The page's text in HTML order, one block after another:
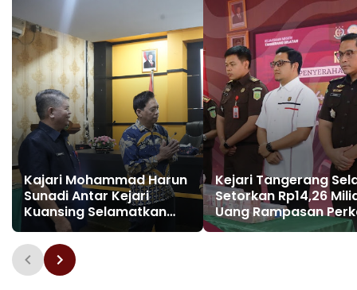
Kajari Mohammad Harun
Sunadi Antar Kejari
Kuansing Selamatkan
Aset dan Keuangan
Negara Rp74,97 Miliar
Kejari Tangerang
Setorkan Rp14,26
Uang Rampasan
Pinjaman Online